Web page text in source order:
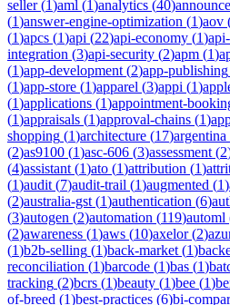
seller(1)aml (1)analytics (40)
(1)answer-engine-optimization (1)aov
(1)apcs (1)api (22)api-economy (1)
integration (3)api-security (2)apm (1)
(1)app-development (2)app-publishing
(1)app-store (1)apparel (3)appi (1)
(1)applications (1)appointment-
(1)appraisals (1)approval-chains (1)
shopping (1)architecture (17)argentina
(2)as9100 (1)asc-606 (3)assessment (2
(4)assistant (1)ato (1)attribution (1)
(1)audit (7)audit-trail (1)augmented (1)
(2)australia-gst (1)authentication (6)
(3)autogen (2)automation (119)automl
(2)awareness (1)aws (10)axelor(2)
(1)b2b-selling (1)back-market (1)
reconciliation (1)barcode (1)bas (1)
tracking (2)bcrs (1)beauty (1)bee (1)
of-breed (1)best-practices (6)bi-